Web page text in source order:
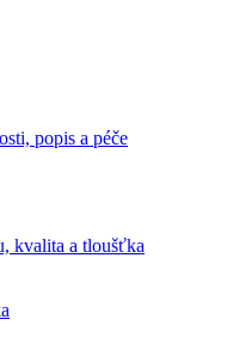
popis a péče
kvalita a tloušťka